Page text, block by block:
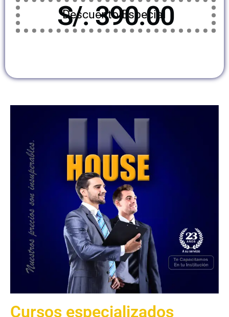
Descuento Especial
S/. 390.00
Cursos especializados